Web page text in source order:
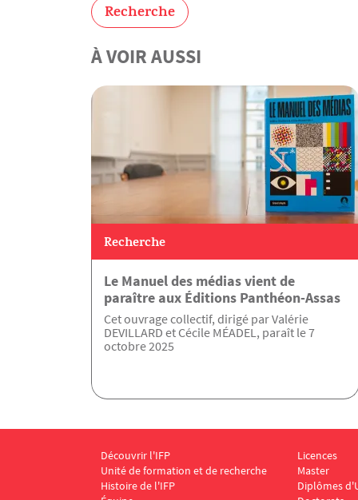
Recherche
À VOIR AUSSI
Recherche
Le Manuel des médias vient de
paraître aux Éditions Panthéon-Assas
Cet ouvrage collectif, dirigé par Valérie
DEVILLARD et Cécile MÉADEL, paraît le 7
octobre 2025
Menu Footer IFP 1
Découvrir l'IFP
Unité de formation et de recherche
Histoire de l'IFP
Menu
Licences
Master
Diplômes